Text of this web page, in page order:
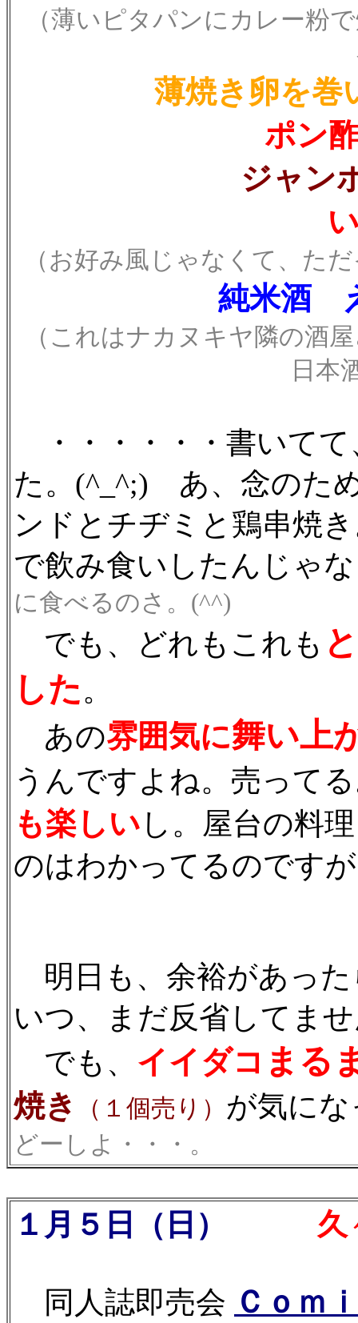
（薄いピタパンにカレー粉
薄焼き卵を巻
ポン
ジャン
（お好み風じゃなくて、た
純米酒
（これはナカヌキヤ隣の酒
日本
・・・・・・書いて
た。(^_^;) あ、念のた
ンドとチヂミと鶏串焼
で飲み食いしたんじゃ
に食べるのさ。(^^)
でも、どれもこれも
した。
あの雰囲気に舞い上
うんですよね。売って
も楽しい し。屋台の料
のはわかってるのです
明日も、余裕があっ
いつ、まだ反省してま
でも、 イイダコ まる
焼き （１個売り） が気に
どーしよ・・・。
１月５日（日） 久々
同人誌即売会 Ｃｏ